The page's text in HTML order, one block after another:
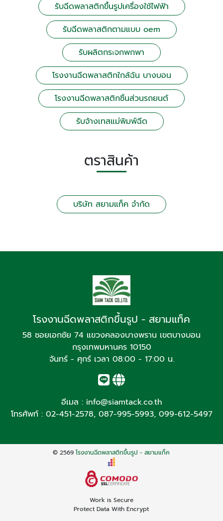
รับฉีดพลาสติกขึ้นรูปเครื่องใช้ไฟฟ้า
รับฉีดพลาสติกตามแบบ oem
รับผลิตกระจกพกพา
โรงงานฉีดพลาสติกใกล้ฉัน บางบอน
โรงงานฉีดพลาสติกชิ้นส่วนรถยนต์
รับจ้างเทสแม่พิมพ์ฉีด
ตราสินค้า
บริษัท สยามแท็ค จำกัด
โรงงานฉีดพลาสติกขึ้นรูป - สยามแท็ค
58 ซอยเอกชัย 74 แขวงคลองบางพราน เขตบางบอน
กรุงเทพมหานคร 10150
จันทร์ - ศุกร์ เวลา 08:00 - 17:00 น.
อีเมล : info@siamtack.co.th
โทรศัพท์ : 02-451-2578, 087-995-5993, 099-612-5497
© 2569โรงงานฉีดพลาสติกขึ้นรูป - สยามแท็ค
Work is Secure
Protect Data With Encrypt